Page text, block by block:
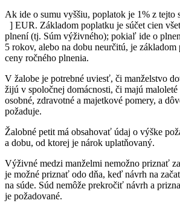
Ak ide o sumu vyššiu, poplatok je 1% z tejto
] EUR. Základom poplatku je súčet cien
plnení (tj. Súm výživného); pokiaľ ide o
5 rokov, alebo na dobu neurčitú, je
ceny ročného plnenia.
V žalobe je potrebné uviesť, či manželstvo
žijú v spoločnej domácnosti, či majú maloleté
osobné, zdravotné a majetkové pomery, a
požaduje.
Žalobné petit má obsahovať údaj o výške
a dobu, od ktorej je nárok uplatňovaný.
Výživné medzi manželmi nemožno priznať
je možné priznať odo dňa, keď návrh na
na súde. Súd nemôže prekročiť návrh a
je požadované.